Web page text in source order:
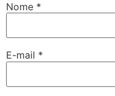
Nome *
E-mail *